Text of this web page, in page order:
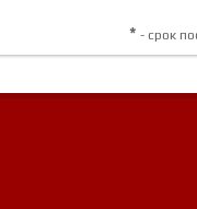
* - срок